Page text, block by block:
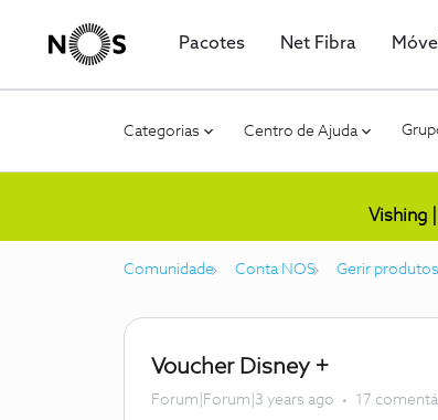
Pacotes Net Fibra
Categorias Centro de Ajuda
Vishing
Comunidade Conta NOS Gerir
Voucher Disney +
Forum|Forum|3 years ago 17